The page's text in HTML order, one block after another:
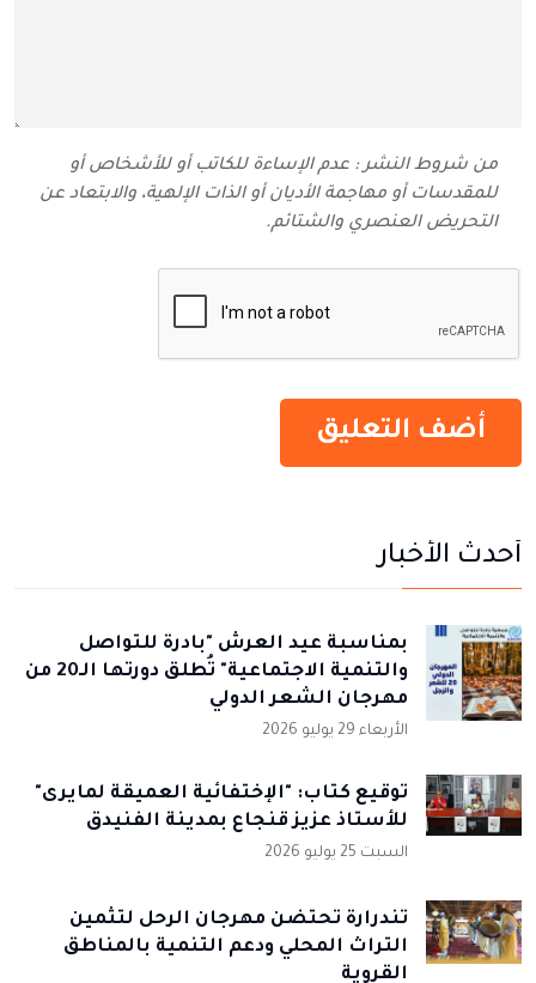
من شروط النشر : عدم الإساءة للكاتب أو للأشخاص أو
للمقدسات أو مهاجمة الأديان أو الذات الإلهية، والابتعاد عن
التحريض العنصري والشتائم‬.
أحدث الأخبار
بمناسبة عيد العرش "بادرة للتواصل
والتنمية الاجتماعية" تُطلق دورتها الـ20 من
مهرجان الشعر الدولي
الأربعاء 29 يوليو 2026
توقيع كتاب: "الإختفائية العميقة لمايرى"
للأستاذ عزيز قنجاع بمدينة الفنيدق
السبت 25 يوليو 2026
تندرارة تحتضن مهرجان الرحل لتثمين
التراث المحلي ودعم التنمية بالمناطق
القروية